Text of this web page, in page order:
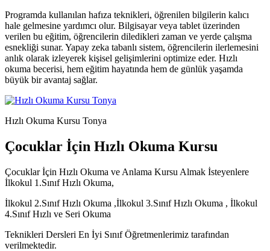
Programda kullanılan hafıza teknikleri, öğrenilen bilgilerin kalıcı
hale gelmesine yardımcı olur. Bilgisayar veya tablet üzerinden
verilen bu eğitim, öğrencilerin diledikleri zaman ve yerde çalışma
esnekliği sunar. Yapay zeka tabanlı sistem, öğrencilerin ilerlemesini
anlık olarak izleyerek kişisel gelişimlerini optimize eder. Hızlı
okuma becerisi, hem eğitim hayatında hem de günlük yaşamda
büyük bir avantaj sağlar.
Hızlı Okuma Kursu Tonya
Çocuklar İçin Hızlı Okuma Kursu
Çocuklar İçin Hızlı Okuma ve Anlama Kursu Almak İsteyenlere
İlkokul 1.Sınıf Hızlı Okuma,
İlkokul 2.Sınıf Hızlı Okuma ,İlkokul 3.Sınıf Hızlı Okuma , İlkokul
4.Sınıf Hızlı ve Seri Okuma
Teknikleri Dersleri En İyi Sınıf Öğretmenlerimiz tarafından
verilmektedir.